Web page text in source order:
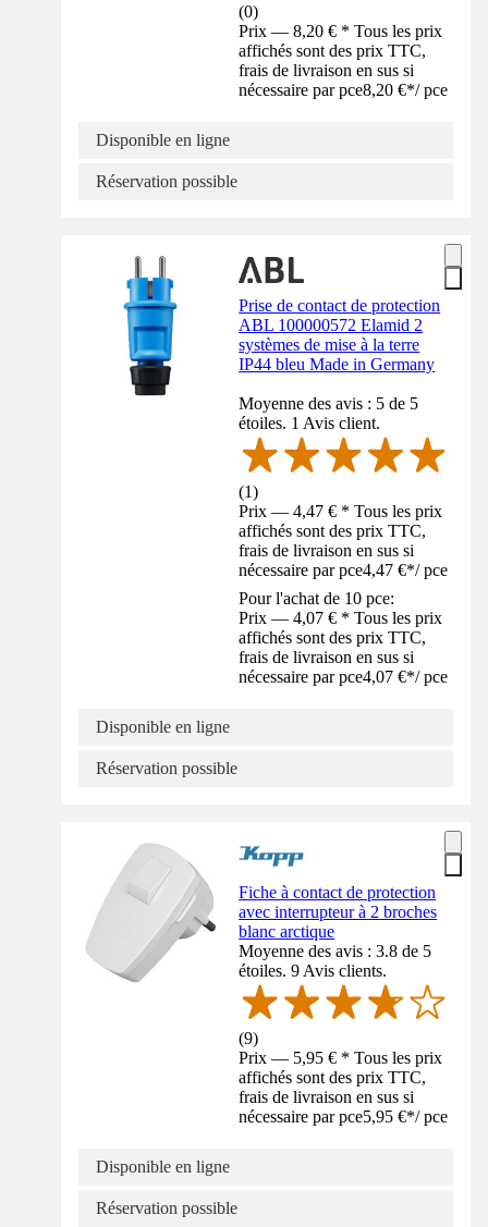
(0)
Prix — 8,20 € * Tous les prix
affichés sont des prix TTC,
frais de livraison en sus si
nécessaire par pce8,20 €*/ pce
Disponible en ligne
Réservation possible
Prise de contact de protection
ABL 100000572 Elamid 2
systèmes de mise à la terre
IP44 bleu Made in Germany
Moyenne des avis : 5 de 5
étoiles. 1 Avis client.
(1)
Prix — 4,47 € * Tous les prix
affichés sont des prix TTC,
frais de livraison en sus si
nécessaire par pce4,47 €*/ pce
Pour l'achat de 10 pce:
Prix — 4,07 € * Tous les prix
affichés sont des prix TTC,
frais de livraison en sus si
nécessaire par pce4,07 €*/ pce
Disponible en ligne
Réservation possible
Fiche à contact de protection
avec interrupteur à 2 broches
blanc arctique
Moyenne des avis : 3.8 de 5
étoiles. 9 Avis clients.
(9)
Prix — 5,95 € * Tous les prix
affichés sont des prix TTC,
frais de livraison en sus si
nécessaire par pce5,95 €*/ pce
Disponible en ligne
Réservation possible